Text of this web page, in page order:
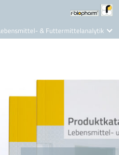
& Futtermittelanalytik
Nutrition Care